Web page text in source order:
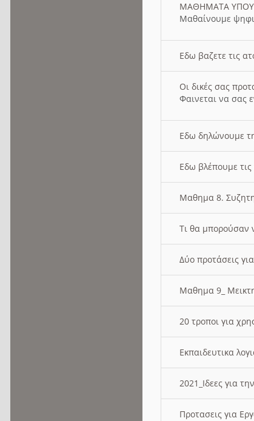
ΜΑΘΗΜΑΤΑ
Μαθαίνουμε
Εδω βαζετε τις
Οι δικές σας
Φαινεται να σας
Εδω δηλώνουμε
Εδω βλέπουμε
Μαθημα 8.
Τι θα μπορούσαν
Δύο προτάσεις
Μαθημα 9_
20 τροποι για
Εκπαιδευτικα
2021_Ιδεες για
Προτασεις για